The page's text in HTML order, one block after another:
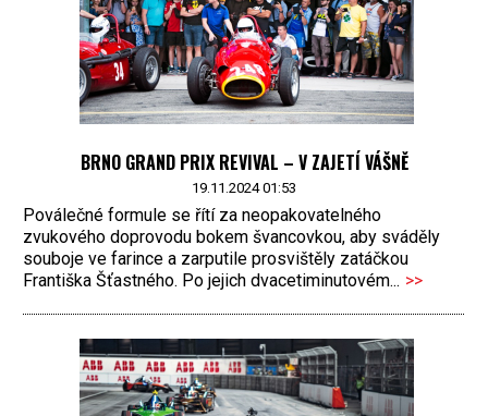
BRNO GRAND PRIX REVIVAL – V ZAJETÍ VÁŠNĚ
19.11.2024 01:53
Poválečné formule se řítí za neopakovatelného
zvukového doprovodu bokem švancovkou, aby sváděly
souboje ve farince a zarputile prosvištěly zatáčkou
Františka Šťastného. Po jejich dvacetiminutovém... >>